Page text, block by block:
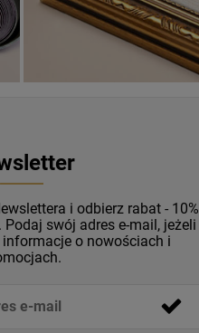
i odbierz rabat - 10%
swój adres e-mail, jeżeli
o nowościach i